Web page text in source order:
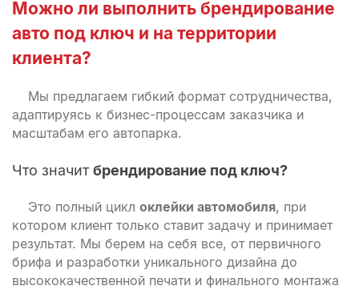
Можно ли выполнить брендирование
авто под ключ и на территории
клиента?
Мы предлагаем гибкий формат сотрудничества,
адаптируясь к бизнес-процессам заказчика и
масштабам его автопарка.
Что значитбрендирование под ключ?
Это полный цикл оклейки автомобиля, при
котором клиент только ставит задачу и принимает
результат. Мы берем на себя все, от первичного
брифа и разработки уникального дизайна до
высококачественной печати и финального монтажа